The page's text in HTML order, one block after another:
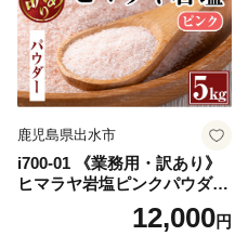
鹿児島県出水市
i700-01 《業務用・訳あり》
ヒマラヤ岩塩ピンクパウダー
タイプ(5kg) 岩塩 塩 調味料
しお 保存料不使用 天然 パウ
12,000円